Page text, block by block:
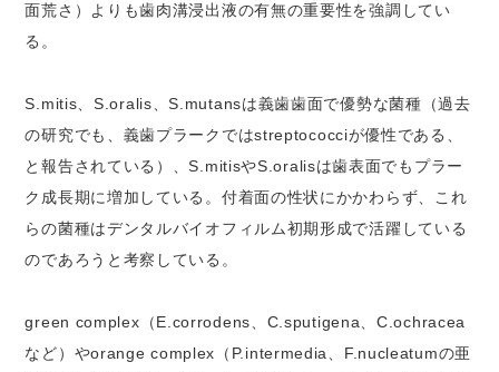
面荒さ）よりも歯肉溝浸出液の有無の重要性を強調してい
る。
S.mitis、S.oralis、S.mutansは義歯歯面で優勢な菌種（過去
の研究でも、義歯プラークではstreptococciが優性である、
と報告されている）、S.mitisやS.oralisは歯表面でもプラー
ク成長期に増加している。付着面の性状にかかわらず、これ
らの菌種はデンタルバイオフィルム初期形成で活躍している
のであろうと考察している。
green complex（E.corrodens、C.sputigena、C.ochracea
など）やorange complex（P.intermedia、F.nucleatumの亜